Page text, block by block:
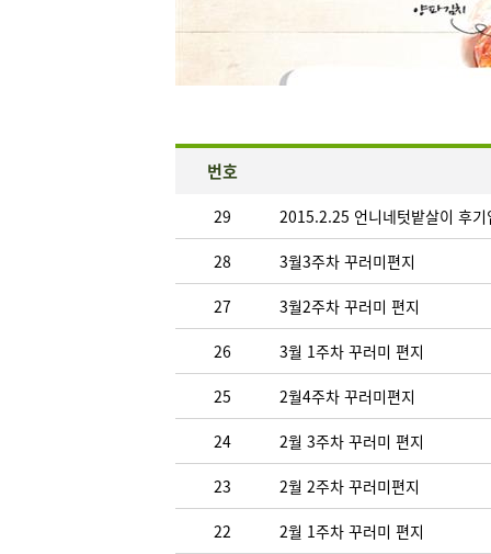
번호
29 2015.2.25 언니네텃밭살이 후기
28 3월3주차 꾸러미편지
27 3월2주차 꾸러미 편지
26 3월 1주차 꾸러미 편지
25 2월4주차 꾸러미편지
24 2월 3주차 꾸러미 편지
23 2월 2주차 꾸러미편지
22 2월 1주차 꾸러미 편지